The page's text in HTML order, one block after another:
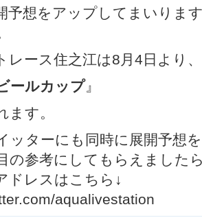
予想をアップしてまいりま
レース住之江は8月4日より、
ールカップ』
ます。
ッターにも同時に展開予想
の参考にしてもらえました
ドレスはこちら↓
aqualivestation